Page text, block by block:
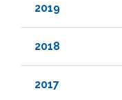
2019
2018
2017